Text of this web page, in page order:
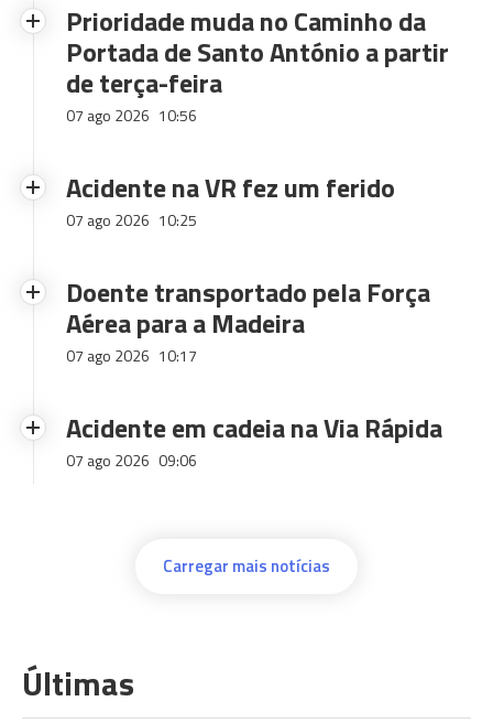
Prioridade muda no Caminho da
Portada de Santo António a partir
de terça-feira
07 ago 2026 10:56
Acidente na VR fez um ferido
07 ago 2026 10:25
Doente transportado pela Força
Aérea para a Madeira
07 ago 2026 10:17
Acidente em cadeia na Via Rápida
07 ago 2026 09:06
Carregar mais notícias
Últimas